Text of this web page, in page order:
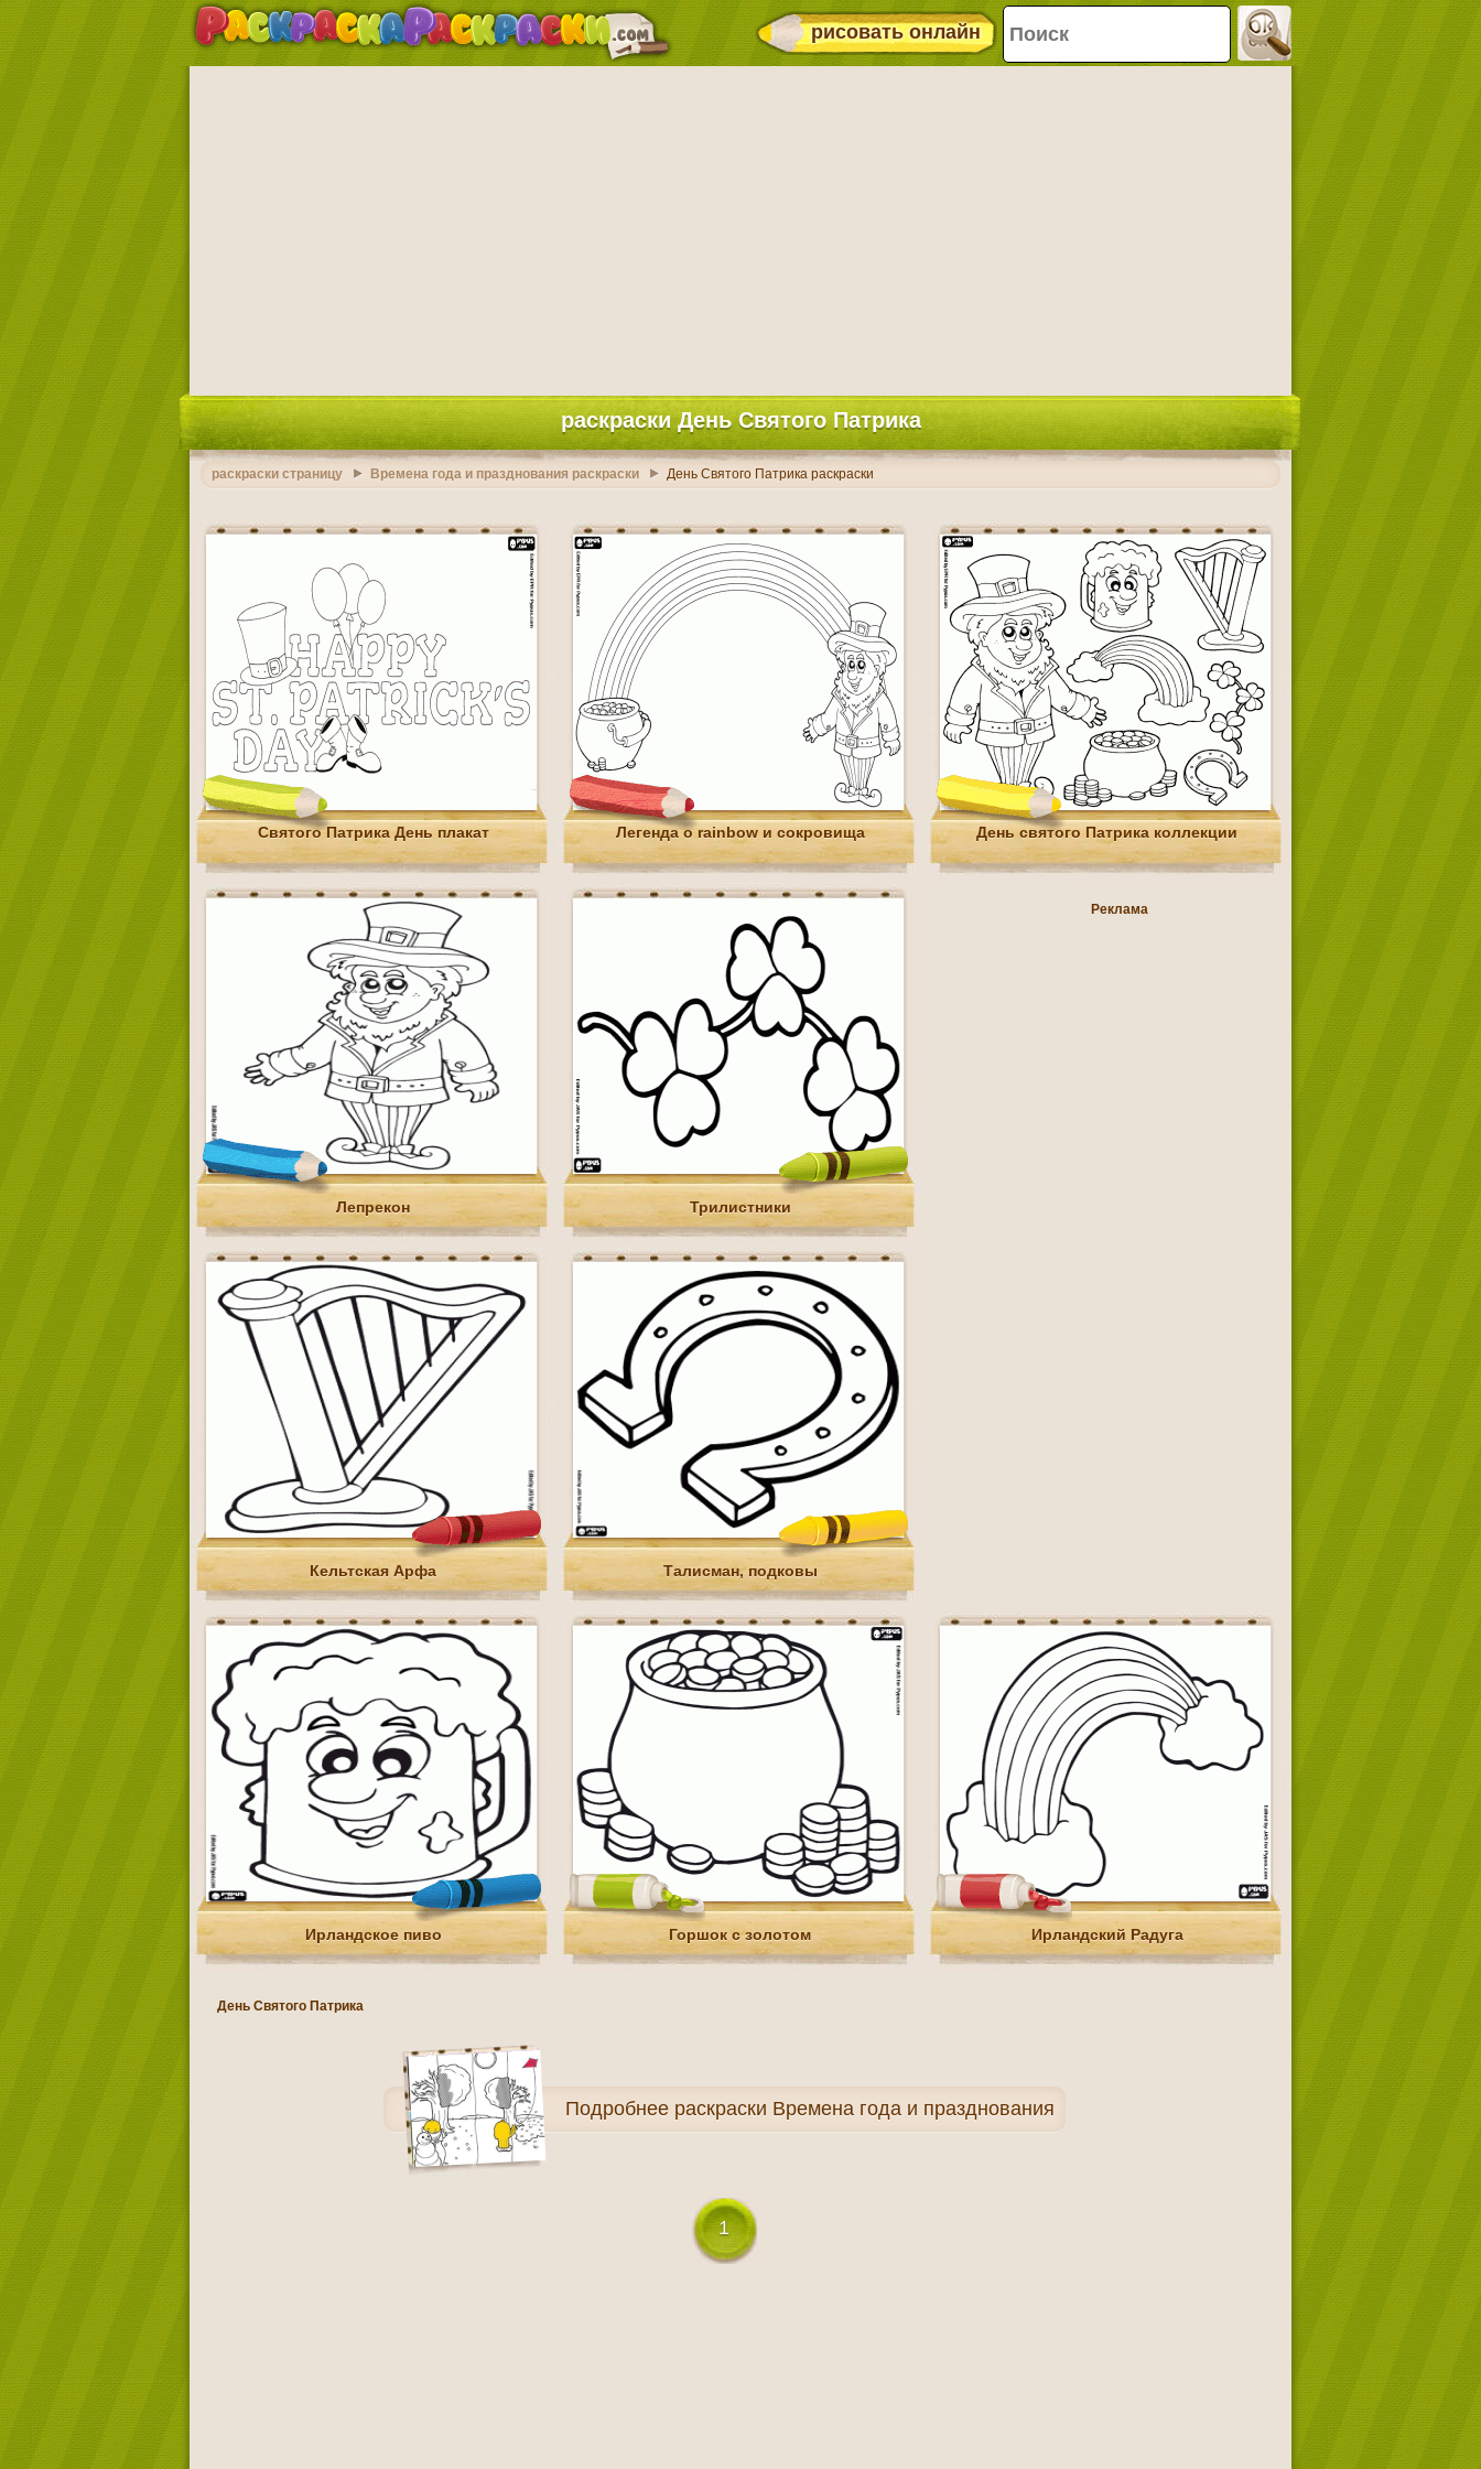
рисовать онлайн
раскраски День Святого Патрика
раскраски страницу Времена года и празднования раскраски День Святого Патрика раскраски
Святого Патрика День плакат Легенда о rainbow и сокровища День святого Патрика коллекции
Лепрекон Трилистники
Реклама
Кельтская Арфа Талисман, подковы
Ирландское пиво Горшок с золотом Ирландский Радуга
День Святого Патрика
Подробнее раскраски Времена года и празднования
1